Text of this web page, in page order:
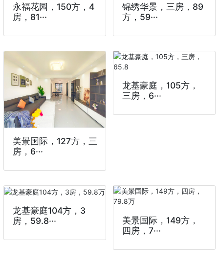
永福花园，150方，4
房，81···
锦绣华景，三房，89
方，59···
美景国际，127方，三
房，6···
龙基豪庭，105方，
三房，6···
龙基豪庭104方，3
房，59.8···
美景国际，149方，
四房，7···